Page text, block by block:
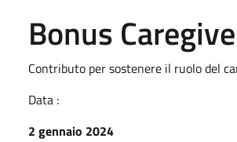
Bonus
Contributo per sostenere il ruolo del
Data :
2 gennaio 2024